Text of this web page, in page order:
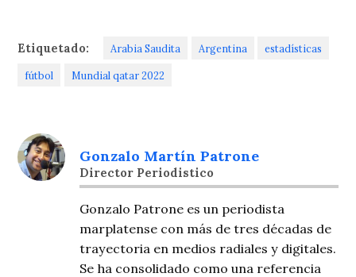
Etiquetado: Arabia Saudita Argentina estadísticas
fútbol Mundial qatar 2022
Gonzalo Martín Patrone
Director Periodistico
Gonzalo Patrone es un periodista
marplatense con más de tres décadas de
trayectoria en medios radiales y digitales.
Se ha consolidado como una referencia